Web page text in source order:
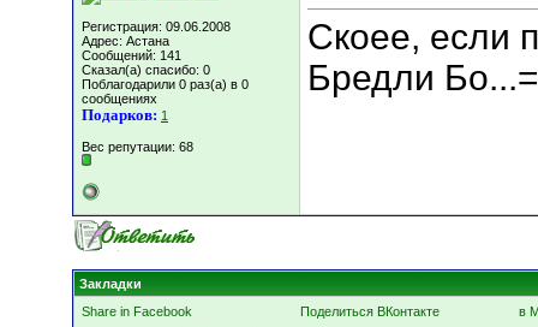
Регистрация: 09.06.2008
Адрес: Астана
Сообщений: 141
Сказал(а) спасибо: 0
Поблагодарили 0 раз(а) в 0
сообщениях
Подарков: 1
Вес репутации: 68
Скоее, если
Бредли
Закладки
Share in Facebook
Поделиться ВКонтакте
в